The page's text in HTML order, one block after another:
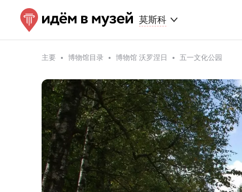
莫斯科
主要 博物馆目录 博物馆 沃罗涅日 五一文化公园